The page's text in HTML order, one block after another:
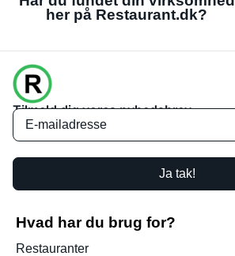
her på Restaurant.dk?
Tilmeld dig vores nyhedsbrev
Ja tak!
Hvad har du brug for?
Restauranter